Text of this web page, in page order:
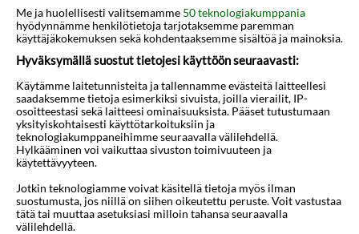
Kaikissa 80 huoneessa on ilmastointi, minibaari
sekä LED-TVt. Ilmainen langaton internetyhteys
pitää sinut yhteydessä verkkoon. Kylpyhuoneesta
löytyy kylpyamme tai suihku, ilmaiset
hygieniatuotteet ja hiustenkuivaaja. Varusteluun
kuuluu puhelin, tallelokero ja työpöytä. Käytössäsi
on business center, ilmaiset sanomalehdet aulassa
ja kuivapesula-/pesulapalvelut. Tämä hotelli
tarjoaa liikeasiakkailleen 5 kokoushuonetta.
Palveluihin kuuluu rajoitettu pysäköinti. Hotellin
Näytä lisää
Kartta
Me ja huolellisesti valitsemamme 50 teknologiakumppania
hyödynnämme henkilötietoja tarjotaksemme paremman
käyttäjäkokemuksen sekä kohdentaaksemme sisältöä ja mainoksia.
Hyväksymällä suostut tietojesi käyttöön seuraavasti:
Käytämme laitetunnisteita ja tallennamme evästeitä laitteellesi
saadaksemme tietoja esimerkiksi sivuista, joilla vierailit, IP-
osoitteestasi sekä laitteesi ominaisuuksista. Pääset tutustumaan
yksityiskohtaisesti käyttötarkoituksiin ja
teknologiakumppaneihimme seuraavalla välilehdellä.
Hylkääminen voi vaikuttaa sivuston toimivuuteen ja
käytettävyyteen.
Jotkin teknologiamme voivat käsitellä tietoja myös ilman
suostumusta, jos niillä on siihen oikeutettu peruste. Voit vastustaa
tätä tai muuttaa asetuksiasi milloin tahansa seuraavalla
välilehdellä.